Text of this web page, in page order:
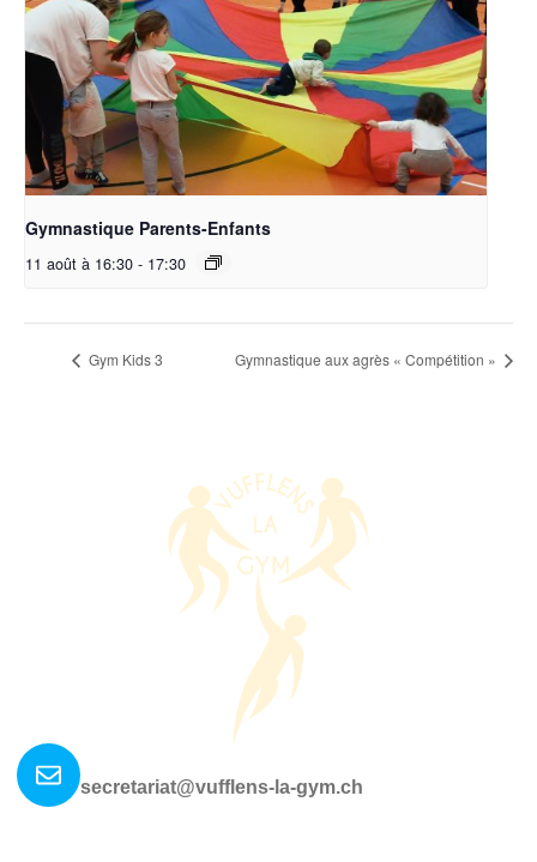
Gymnastique Parents-Enfants
11 août à 16:30 - 17:30
Gym Kids 3 Gymnastique aux agrès « Compétition »
secretariat@vufflens-la-gym.ch